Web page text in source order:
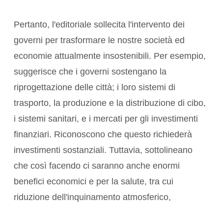
Pertanto, l'editoriale sollecita l'intervento dei
governi per trasformare le nostre società ed
economie attualmente insostenibili. Per esempio,
suggerisce che i governi sostengano la
riprogettazione delle città; i loro sistemi di
trasporto, la produzione e la distribuzione di cibo,
i sistemi sanitari, e i mercati per gli investimenti
finanziari. Riconoscono che questo richiederà
investimenti sostanziali. Tuttavia, sottolineano
che così facendo ci saranno anche enormi
benefici economici e per la salute, tra cui
riduzione dell'inquinamento atmosferico,